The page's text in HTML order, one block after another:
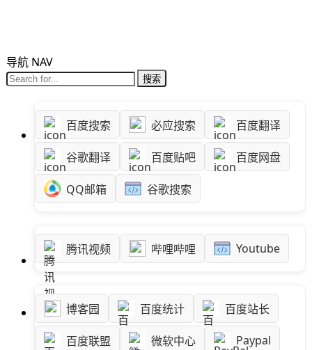
错
误
软
件
教
程
Unity3D
SignalR
ASP.NET
Win10
导航 NAV
搜索
百度搜索 必应搜索 百度翻译
谷歌翻译 百度贴吧 百度网盘
QQ邮箱 谷歌搜索
腾讯视频 哔哩哔哩 Youtube
博客园 百度统计 百度站长
百度联盟 微软中心 Paypal